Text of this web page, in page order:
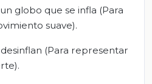
globo que se infla (Para
suave).
(Para representar